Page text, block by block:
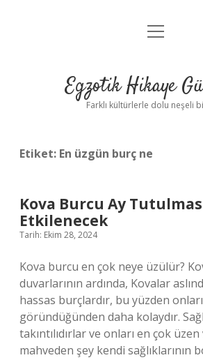
Anasayfa
Yasal Uyarı
menüyü
Egzotik Hikaye
Farklı kültürlerle dolu neşeli
Etiket: En üzgün burç ne
Kova Burcu Ay
Etkilenecek
Tarih: Ekim 28, 2024
Kova burcu en çok neye üzülür?
duvarlarının ardında, Kovalar
hassas burçlardır, bu yüzden
göründüğünden daha kolaydır.
takıntılıdırlar ve onları en çok
mahveden şey kendi sağlıklarının